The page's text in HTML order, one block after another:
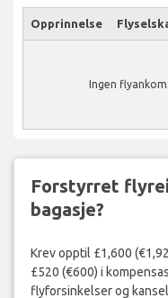
Opprinnelse
Ingen
Forstyrret
bagasje?
Krev opptil £1,600
£520 (€600) i
flyforsinkelser og